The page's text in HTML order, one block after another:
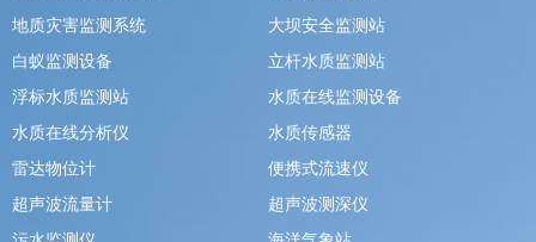
地质灾害监测系统
大坝安全监测站
白蚁监测设备
立杆水质监测站
浮标水质监测站
水质在线监测设备
水质在线分析仪
水质传感器
雷达物位计
便携式流速仪
超声波流量计
超声波测深仪